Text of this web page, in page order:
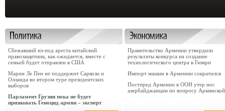
Сбежавший из-под ареста китайский
правозащитник, как ожидается, вместе с
семьей будет отправлен в США
Марин Ле Пен не поддержит Саркози и
Олланда во втором туре президентских
выборов
Парламент Грузии пока не будет
признавать Геноцид армян – эксперт
Правительство Армении утвердило
результаты конкурса на создание
технологического центра в Гюмри
Импорт машин в Армению сократился
Постпред Армении в ООН утер нос
азербайджанцам по вопросу